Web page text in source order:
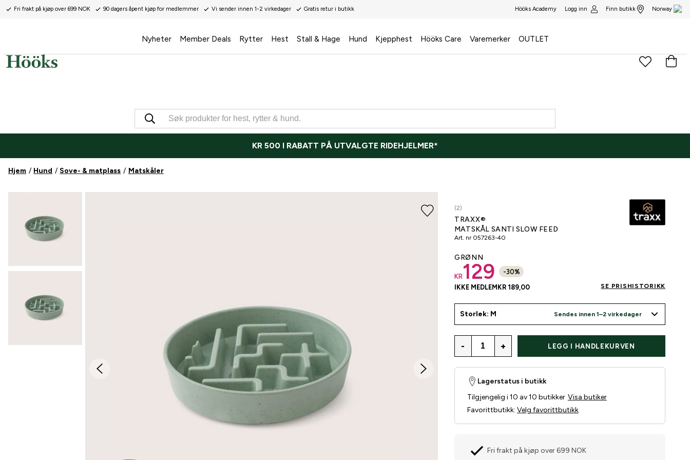
Fri frakt på kjøp over 699 NOK 90 dagers åpent kjøp for medlemmer Vi sender innen 1-2 virkedager Gratis retur i butikk Hööks Academy Logg inn Finn butikk Norway
Nyheter Member Deals Rytter Hest Stall & Hage Hund Kjepphest Hööks Care Varemerker OUTLET
KR 500 I RABATT PÅ UTVALGTE RIDEHJELMER*
Hjem Hund Sove- & matplass Matskåler
(2)
TRAXX®
MATSKÅL SANTI SLOW FEED
Art. nr 057263-40
GRØNN
129
KR
-30%
IKKE MEDLEMKR 189,00 SE PRISHISTORIKK
Storlek: M Sendes innen 1–2 virkedager
- + LEGG I HANDLEKURVEN
Lagerstatus i butikk
Tilgjengelig i 10 av 10 butikker Visa butiker
Favorittbutikk: Velg favorittbutikk
Fri frakt på kjøp over 699 NOK